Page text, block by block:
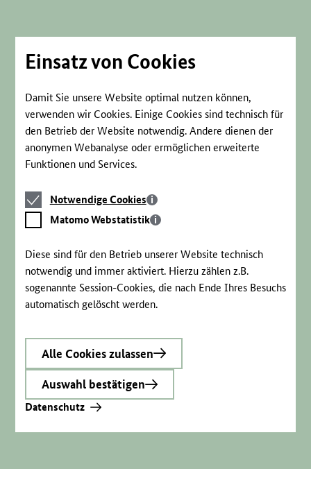
Einsatz von Cookies
Damit Sie unsere Website optimal nutzen können,
verwenden wir Cookies. Einige Cookies sind technisch für
den Betrieb der Website notwendig. Andere dienen der
anonymen Webanalyse oder ermöglichen erweiterte
Funktionen und Services.
Notwendige
Cookies
Notwendige Cookies
Matomo
Webstatistik
Matomo Webstatistik
Diese sind für den Betrieb unserer Website technisch
notwendig und immer aktiviert. Hierzu zählen z.B.
sogenannte Session-Cookies, die nach Ende Ihres Besuchs
automatisch gelöscht werden.
Alle Cookies zulassen
Auswahl bestätigen
Datenschutz